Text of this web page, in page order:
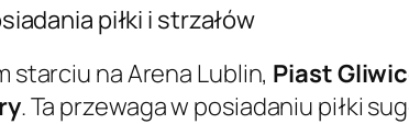
piłki i strzałów
starciu na Arena Lublin, Piast
. Ta przewaga w posiadaniu piłki